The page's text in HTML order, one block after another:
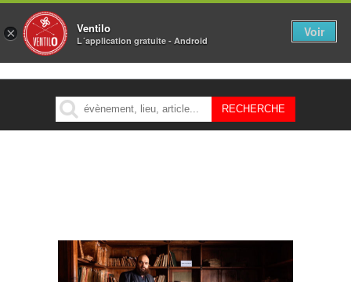
MENU
× Ventilo
L´application gratuite - Android
Voir